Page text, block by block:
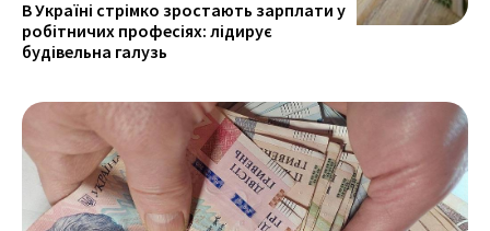
В Україні стрімко зростають зарплати у
робітничих професіях: лідирує
будівельна галузь